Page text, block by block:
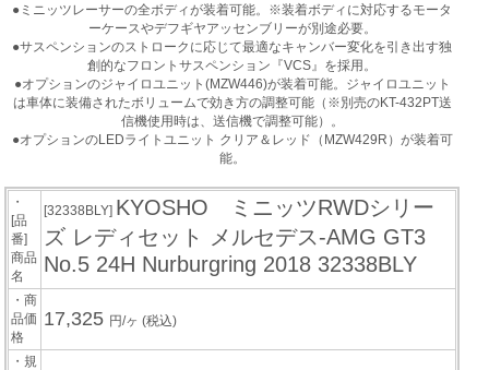
●ミニッツレーサーの全ボディが装着可能。※装着ボディに対応するモータ
ーケースやデフギヤアッセンブリーが別途必要。
●サスペンションのストロークに応じて最適なキャンバー変化を引き出す独
創的なフロントサスペンション『VCS』を採用。
●オプションのジャイロユニット(MZW446)が装着可能。ジャイロユニット
は車体に装備されたボリュームで効き方の調整可能（※別売のKT-432PT送
信機使用時は、送信機で調整可能）。
●オプションのLEDライトユニット クリア＆レッド（MZW429R）が装着可
能。
・
[品
番]
商品
名
[32338BLY] KYOSHO ミニッツRWDシリー
ズ レディセット メルセデス-AMG GT3
No.5 24H Nurburgring 2018 32338BLY
・商
品価
格
17,325 円/ヶ(税込)
・規